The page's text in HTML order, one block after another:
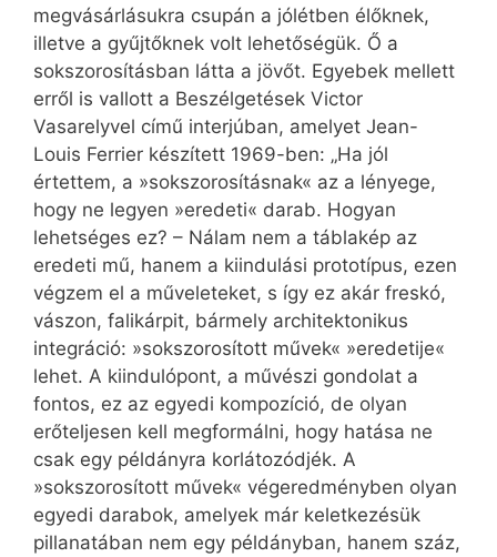
megvásárlásukra csupán a jólétben élőknek,
illetve a gyűjtőknek volt lehetőségük. Ő a
sokszorosításban látta a jövőt. Egyebek mellett
erről is vallott a Beszélgetések Victor
Vasarelyvel című interjúban, amelyet Jean-
Louis Ferrier készített 1969-ben: „Ha jól
értettem, a »sokszorosításnak« az a lényege,
hogy ne legyen »eredeti« darab. Hogyan
lehetséges ez? – Nálam nem a táblakép az
eredeti mű, hanem a kiindulási prototípus, ezen
végzem el a műveleteket, s így ez akár freskó,
vászon, falikárpit, bármely architektonikus
integráció: »sokszorosított művek« »eredetije«
lehet. A kiindulópont, a művészi gondolat a
fontos, ez az egyedi kompozíció, de olyan
erőteljesen kell megformálni, hogy hatása ne
csak egy példányra korlátozódjék. A
»sokszorosított művek« végeredményben olyan
egyedi darabok, amelyek már keletkezésük
pillanatában nem egy példányban, hanem száz,